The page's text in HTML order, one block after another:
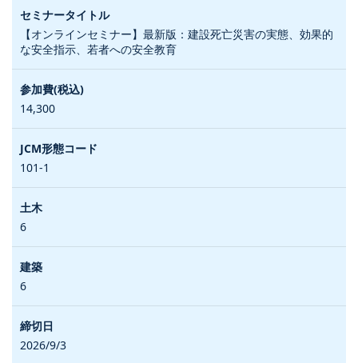
【オンラインセミナー】最新版：建設死亡災害の実態、効果的
な安全指示、若者への安全教育
14,300
101-1
6
6
2026/9/3